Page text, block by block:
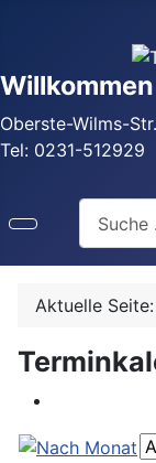
Oberste-Wilms-
Tel: 0231-
Aktuelle Seite: